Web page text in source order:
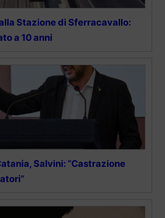
Stazione di Sferracavallo:
a 10 anni
Salvini: “Castrazione